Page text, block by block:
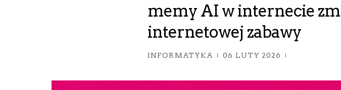
memy AI w internecie
internetowej zabawy
INFORMATYKA 06 LUTY 2026